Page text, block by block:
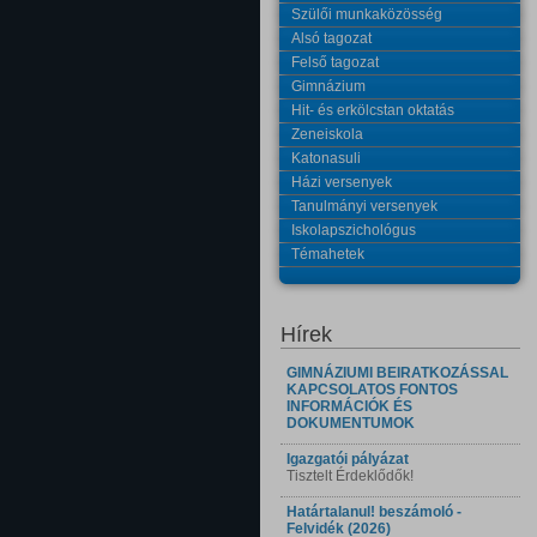
Szülői munkaközösség
Alsó tagozat
Felső tagozat
Gimnázium
Hit- és erkölcstan oktatás
Zeneiskola
Katonasuli
Házi versenyek
Tanulmányi versenyek
Iskolapszichológus
Témahetek
Hírek
GIMNÁZIUMI BEIRATKOZÁSSAL
KAPCSOLATOS FONTOS
INFORMÁCIÓK ÉS
DOKUMENTUMOK
Igazgatói pályázat
Tisztelt Érdeklődők!
Határtalanul! beszámoló -
Felvidék (2026)